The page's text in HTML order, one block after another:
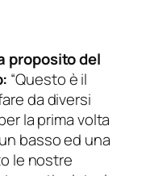
proposito del
“Questo è il
da diversi
la prima volta
basso ed una
le nostre